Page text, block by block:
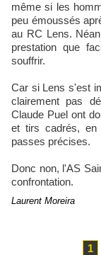
même si les
peu émoussés
au RC Lens.
prestation que
souffrir.
Car si Lens s'est
clairement pas
Claude Puel ont
et tirs cadrés, en
passes précises.
Donc non, l'AS
confrontation.
Laurent Moreira
1